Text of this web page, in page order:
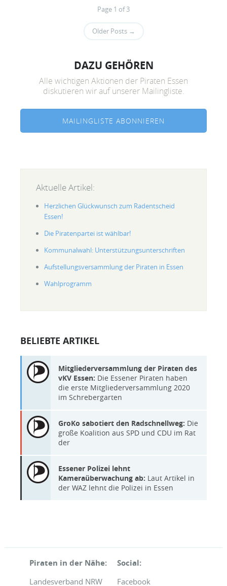
Page 1 of 3
Older Posts →
DAZU GEHÖREN
Alle wichtigen Aktionen der Piraten Essen
diskutieren wir auf unserer Mailingliste.
MAILINGLISTE ABONNIEREN
Aktuelle Artikel:
Herzlichen Glückwunsch zum Radentscheid
Essen!
Die Piratenpartei ist wählbar!
Kommunalwahl: Unterstützungsunterschriften
Aufstellungsversammlung der Piraten in Essen
Wahlprogramm
BELIEBTE ARTIKEL
Mitgliederversammlung der Piraten des
vKV Essen: Die Essener Piraten haben
die erste Mitgliederversammlung 2020
im Schrebergarten
GroKo sabotiert den Radschnellweg: Die
große Koalition aus SPD und CDU im Rat
der
Essener Polizei lehnt
Kameraüberwachung ab: Laut Artikel in
der WAZ lehnt die Polizei in Essen
Piraten in der Nähe:
Landesverband NRW
Social:
Facebook